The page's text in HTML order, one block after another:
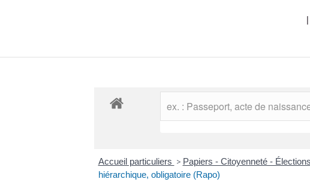
Accueil particuliers > Papiers - Citoyenneté - Élections
hiérarchique, obligatoire (Rapo)